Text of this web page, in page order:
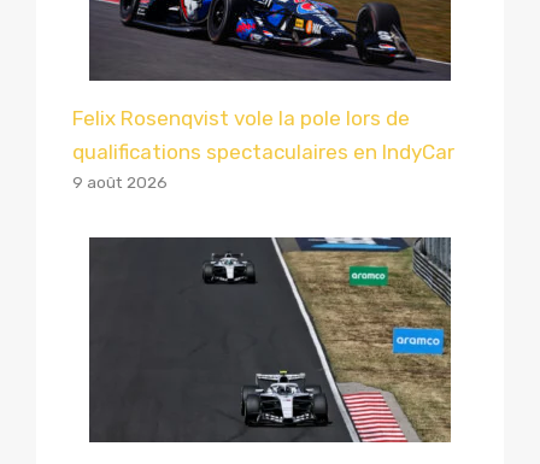
Felix Rosenqvist vole la pole lors de
qualifications spectaculaires en IndyCar
9 août 2026